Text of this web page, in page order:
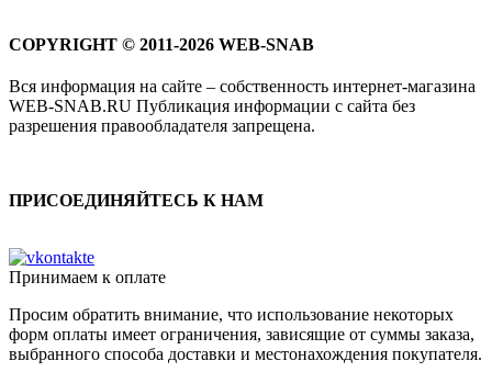
COPYRIGHT © 2011-2026 WEB-SNAB
Вся информация на сайте – собственность интернет-магазина
WEB-SNAB.RU Публикация информации с сайта без
разрешения правообладателя запрещена.
ПРИСОЕДИНЯЙТЕСЬ К НАМ
Принимаем к оплате
Просим обратить внимание, что использование некоторых
форм оплаты имеет ограничения, зависящие от суммы заказа,
выбранного способа доставки и местонахождения покупателя.